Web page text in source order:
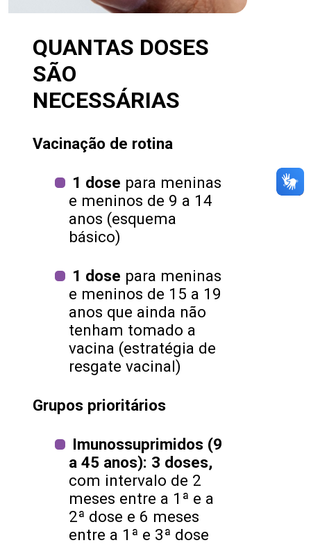
QUANTAS DOSES
SÃO
NECESSÁRIAS
Vacinação de rotina
1 dose para meninas
e meninos de 9 a 14
anos (esquema
básico)
1 dose para meninas
e meninos de 15 a 19
anos que ainda não
tenham tomado a
vacina (estratégia de
resgate vacinal)
Grupos prioritários
Imunossuprimidos (9
a 45 anos): 3 doses,
com intervalo de 2
meses entre a 1ª e a
2ª dose e 6 meses
entre a 1ª e 3ª dose